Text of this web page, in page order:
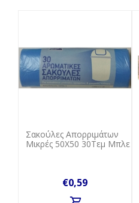
Σακούλες Απορριμάτων
Μικρές 50Χ50 30Τεμ Μπλε
€0,59